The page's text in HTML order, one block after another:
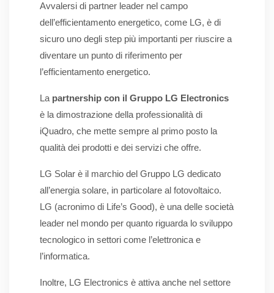
Avvalersi di partner leader nel campo
dell’efficientamento energetico, come LG, è di
sicuro uno degli step più importanti per riuscire a
diventare un punto di riferimento per
l’efficientamento energetico.
La partnership con il Gruppo LG Electronics
è la dimostrazione della professionalità di
iQuadro, che mette sempre al primo posto la
qualità dei prodotti e dei servizi che offre.
LG Solar è il marchio del Gruppo LG dedicato
all’energia solare, in particolare al fotovoltaico.
LG (acronimo di Life’s Good), è una delle società
leader nel mondo per quanto riguarda lo sviluppo
tecnologico in settori come l’elettronica e
l’informatica.
Inoltre, LG Electronics è attiva anche nel settore